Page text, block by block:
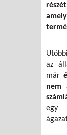
az
már
nem
egy